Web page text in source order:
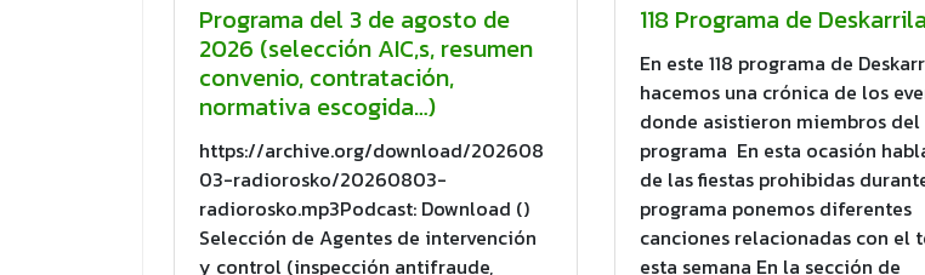
Programa del 3 de agosto de
2026 (selección AIC,s, resumen
convenio, contratación,
normativa escogida…)
https://archive.org/download/202608
03-radiorosko/20260803-
radiorosko.mp3Podcast: Download ()
Selección de Agentes de intervención
y control (inspección antifraude,
118 Programa de
En este 118 programa de
hacemos una crónica de los
donde asistieron miembros del
programa En esta ocasión
de las fiestas prohibidas
programa ponemos diferentes
canciones relacionadas con el
esta semana En la sección de